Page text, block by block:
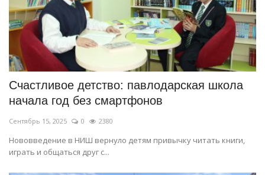
Счастливое детство: павлодарская школа
начала год без смартфонов
Сентябрь 15, 2025 0 2380
Нововведение в НИШ вернуло детям привычку читать книги,
играть и общаться друг с...